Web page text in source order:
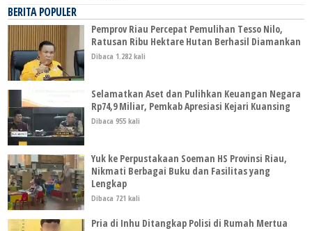
BERITA POPULER
Pemprov Riau Percepat Pemulihan Tesso Nilo,
Ratusan Ribu Hektare Hutan Berhasil Diamankan
Dibaca 1.282 kali
Selamatkan Aset dan Pulihkan Keuangan Negara
Rp74,9 Miliar, Pemkab Apresiasi Kejari Kuansing
Dibaca 955 kali
Yuk ke Perpustakaan Soeman HS Provinsi Riau,
Nikmati Berbagai Buku dan Fasilitas yang
Lengkap
Dibaca 721 kali
Pria di Inhu Ditangkap Polisi di Rumah Mertua